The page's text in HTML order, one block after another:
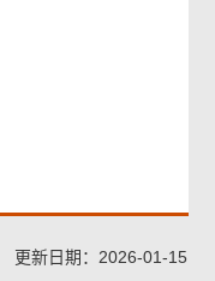
更新日期：2026-01-15